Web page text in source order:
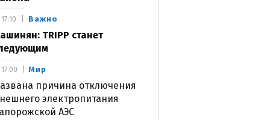
Важно
TRIPP станет
17:10
Мир
причина отключения
электропитания
АЭС
17:00